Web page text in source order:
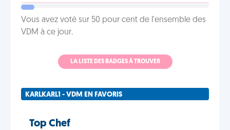
Vous avez voté sur 50 pour cent de l'ensemble des
VDM à ce jour.
LA LISTE DES BADGES À TROUVER
KARLKARL1 - VDM EN FAVORIS
Top Chef